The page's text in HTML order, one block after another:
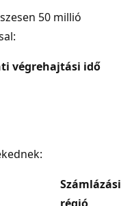
50 millió
végrehajtási idő
Számlázási
régió